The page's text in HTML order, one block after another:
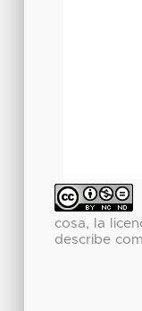
cosa, la
describe